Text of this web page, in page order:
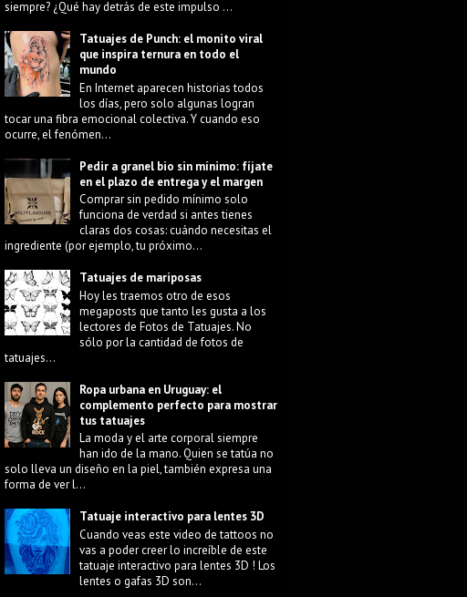
siempre? ¿Qué hay detrás de este impulso ...
Tatuajes de Punch: el monito viral
que inspira ternura en todo el
mundo
En Internet aparecen historias todos
los días, pero solo algunas logran
tocar una fibra emocional colectiva. Y cuando eso
ocurre, el fenómen...
Pedir a granel bio sin mínimo: fíjate
en el plazo de entrega y el margen
Comprar sin pedido mínimo solo
funciona de verdad si antes tienes
claras dos cosas: cuándo necesitas el
ingrediente (por ejemplo, tu próximo...
Tatuajes de mariposas
Hoy les traemos otro de esos
megaposts que tanto les gusta a los
lectores de Fotos de Tatuajes. No
sólo por la cantidad de fotos de
tatuajes...
Ropa urbana en Uruguay: el
complemento perfecto para mostrar
tus tatuajes
La moda y el arte corporal siempre
han ido de la mano. Quien se tatúa no
solo lleva un diseño en la piel, también expresa una
forma de ver l...
Tatuaje interactivo para lentes 3D
Cuando veas este video de tattoos no
vas a poder creer lo increíble de este
tatuaje interactivo para lentes 3D ! Los
lentes o gafas 3D son...